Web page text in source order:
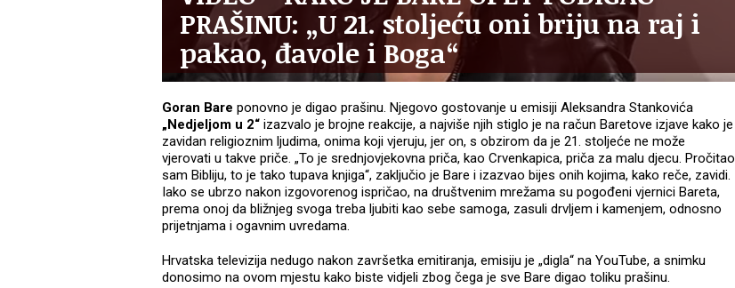
PRAŠINU: „U 21. stoljeću oni briju na raj i
pakao, đavole i Boga“
Goran Bare ponovno je digao prašinu. Njegovo gostovanje u emisiji Aleksandra Stankovića
„Nedjeljom u 2“ izazvalo je brojne reakcije, a najviše njih stiglo je na račun Baretove izjave kako je
zavidan religioznim ljudima, onima koji vjeruju, jer on, s obzirom da je 21. stoljeće ne može
vjerovati u takve priče. „To je srednjovjekovna priča, kao Crvenkapica, priča za malu djecu. Pročitao
sam Bibliju, to je tako tupava knjiga“, zaključio je Bare i izazvao bijes onih kojima, kako reče, zavidi.
Iako se ubrzo nakon izgovorenog ispričao, na društvenim mrežama su pogođeni vjernici Bareta,
prema onoj da bližnjeg svoga treba ljubiti kao sebe samoga, zasuli drvljem i kamenjem, odnosno
prijetnjama i ogavnim uvredama.
Hrvatska televizija nedugo nakon završetka emitiranja, emisiju je „digla“ na YouTube, a snimku
donosimo na ovom mjestu kako biste vidjeli zbog čega je sve Bare digao toliku prašinu.